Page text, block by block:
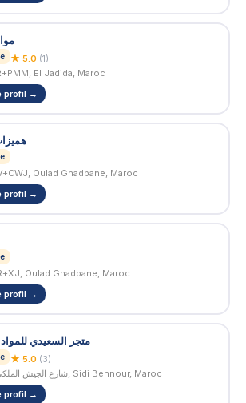
★ 5.0 (1)
El Jadida, Maroc
profil →
Oulad Ghadbane, Maroc
profil →
Oulad Ghadbane, Maroc
profil →
متجر السعيدي للمواد
★ 5.0 (3)
شارع الجيش الملكي487, Sidi Bennour, Maroc
profil →